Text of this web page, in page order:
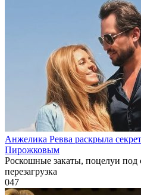
Анжелика Ревва раскрыла
Пирожковым
Роскошные закаты, поцелуи под
перезагрузка
047